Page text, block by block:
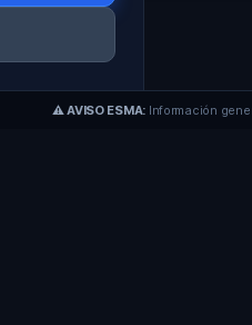
⚠️ AVISO ESMA: Información